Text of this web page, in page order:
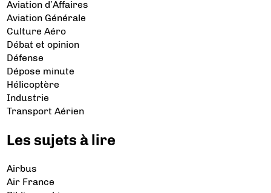
Aviation d’Affaires
Aviation Générale
Culture Aéro
Débat et opinion
Défense
Dépose minute
Hélicoptère
Industrie
Transport Aérien
Les sujets à lire
Airbus
Air France